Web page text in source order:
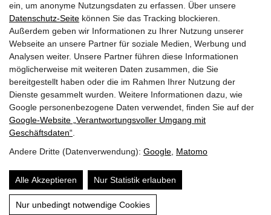
ein, um anonyme Nutzungsdaten zu erfassen. Über unsere
Datenschutz-Seite können Sie das Tracking blockieren.
Außerdem geben wir Informationen zu Ihrer Nutzung unserer
Webseite an unsere Partner für soziale Medien, Werbung und
Analysen weiter. Unsere Partner führen diese Informationen
möglicherweise mit weiteren Daten zusammen, die Sie
bereitgestellt haben oder die im Rahmen Ihrer Nutzung der
Dienste gesammelt wurden. Weitere Informationen dazu, wie
Google personenbezogene Daten verwendet, finden Sie auf der
Google‑Website „Verantwortungsvoller Umgang mit
Geschäftsdaten“
Andere Dritte (Datenverwendung): Google Matomo
Alle Akzeptieren Nur Statistik erlauben
Nur unbedingt notwendige Cookies
PARTNER
LINKS
SITEMAP
IMPRESSUM & DATENSCHUTZ